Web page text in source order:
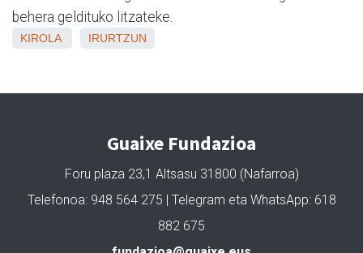
behera geldituko litzateke.
KIROLA IRURTZUN
Guaixe Fundazioa
Foru plaza 23,1 Altsasu 31800 (Nafarroa)
Telefonoa: 948 564 275 | Telegram eta WhatsApp: 618
882 675